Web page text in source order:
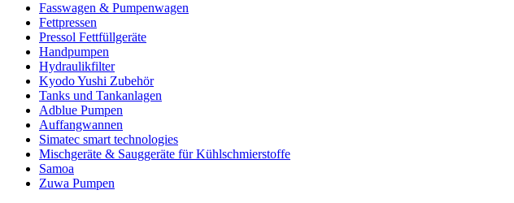
Fasswagen & Pumpenwagen
Fettpressen
Pressol Fettfüllgeräte
Handpumpen
Hydraulikfilter
Kyodo Yushi Zubehör
Tanks und Tankanlagen
Adblue Pumpen
Auffangwannen
Simatec smart technologies
Mischgeräte & Sauggeräte für Kühlschmierstoffe
Samoa
Zuwa Pumpen